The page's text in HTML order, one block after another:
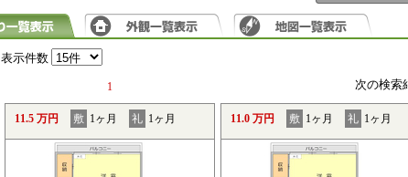
表示件数
1 次の検
11.5 万円 敷 1ヶ月 礼 1ヶ月 11.0 万円 敷 1ヶ月 礼 1ヶ月